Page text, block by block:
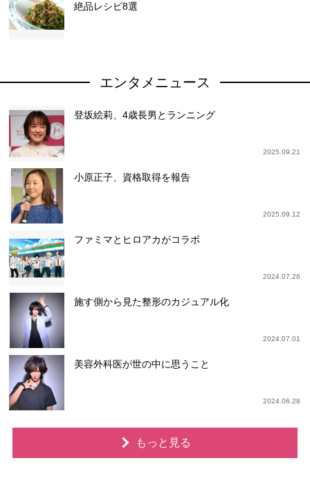
絶品レシピ8選
エンタメニュース
登坂絵莉、4歳長男とランニング
2025.09.21
小原正子、資格取得を報告
2025.09.12
ファミマとヒロアカがコラボ
2024.07.26
施す側から見た整形のカジュアル化
2024.07.01
美容外科医が世の中に思うこと
2024.06.28
もっと見る